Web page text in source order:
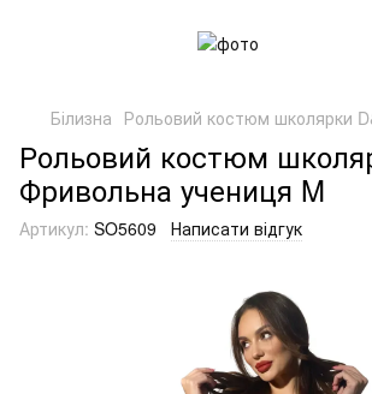
Білизна Рольовий костюм школярки
Рольовий костюм
Фривольна учениця M
Артикул: SO5609 Написати відгук